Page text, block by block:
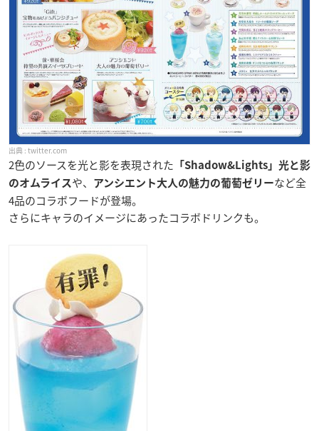
twitter.com
2色のソースを光と影を表現された 「Shadow&Lights」光と影
のオムライス や、 アンシエント大人の魅力の葡萄ゼリーなど全
4品のコラボフードが登場。
さらにキャラのイメージにあったコラボドリンクも。